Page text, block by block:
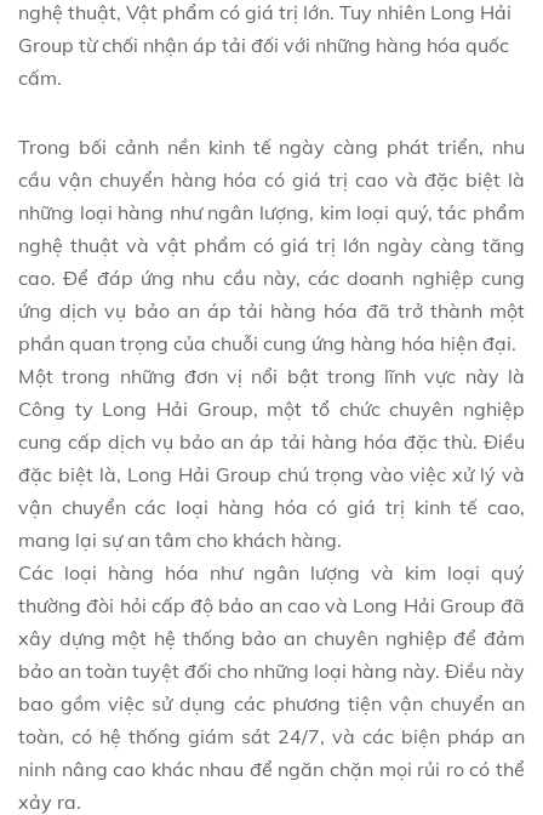
nghệ thuật, Vật phẩm có giá trị lớn. Tuy nhiên Long Hải
Group từ chối nhận áp tải đối với những hàng hóa quốc
cấm.
Trong bối cảnh nền kinh tế ngày càng phát triển, nhu
cầu vận chuyển hàng hóa có giá trị cao và đặc biệt là
những loại hàng như ngân lượng, kim loại quý, tác phẩm
nghệ thuật và vật phẩm có giá trị lớn ngày càng tăng
cao. Để đáp ứng nhu cầu này, các doanh nghiệp cung
ứng dịch vụ bảo an áp tải hàng hóa đã trở thành một
phần quan trọng của chuỗi cung ứng hàng hóa hiện đại.
Một trong những đơn vị nổi bật trong lĩnh vực này là
Công ty Long Hải Group, một tổ chức chuyên nghiệp
cung cấp dịch vụ bảo an áp tải hàng hóa đặc thù. Điều
đặc biệt là, Long Hải Group chú trọng vào việc xử lý và
vận chuyển các loại hàng hóa có giá trị kinh tế cao,
mang lại sự an tâm cho khách hàng.
Các loại hàng hóa như ngân lượng và kim loại quý
thường đòi hỏi cấp độ bảo an cao và Long Hải Group đã
xây dựng một hệ thống bảo an chuyên nghiệp để đảm
bảo an toàn tuyệt đối cho những loại hàng này. Điều này
bao gồm việc sử dụng các phương tiện vận chuyển an
toàn, có hệ thống giám sát 24/7, và các biện pháp an
ninh nâng cao khác nhau để ngăn chặn mọi rủi ro có thể
xảy ra.